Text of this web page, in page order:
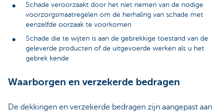
Schade veroorzaakt door het niet nemen van de nodige
voorzorgsmaatregelen om de herhaling van schade met
eenzelfde oorzaak te voorkomen
Schade die te wijten is aan de gebrekkige toestand van de
geleverde producten of de uitgevoerde werken als u het
gebrek kende
Waarborgen en verzekerde bedragen
De dekkingen en verzekerde bedragen zijn aangepast aan